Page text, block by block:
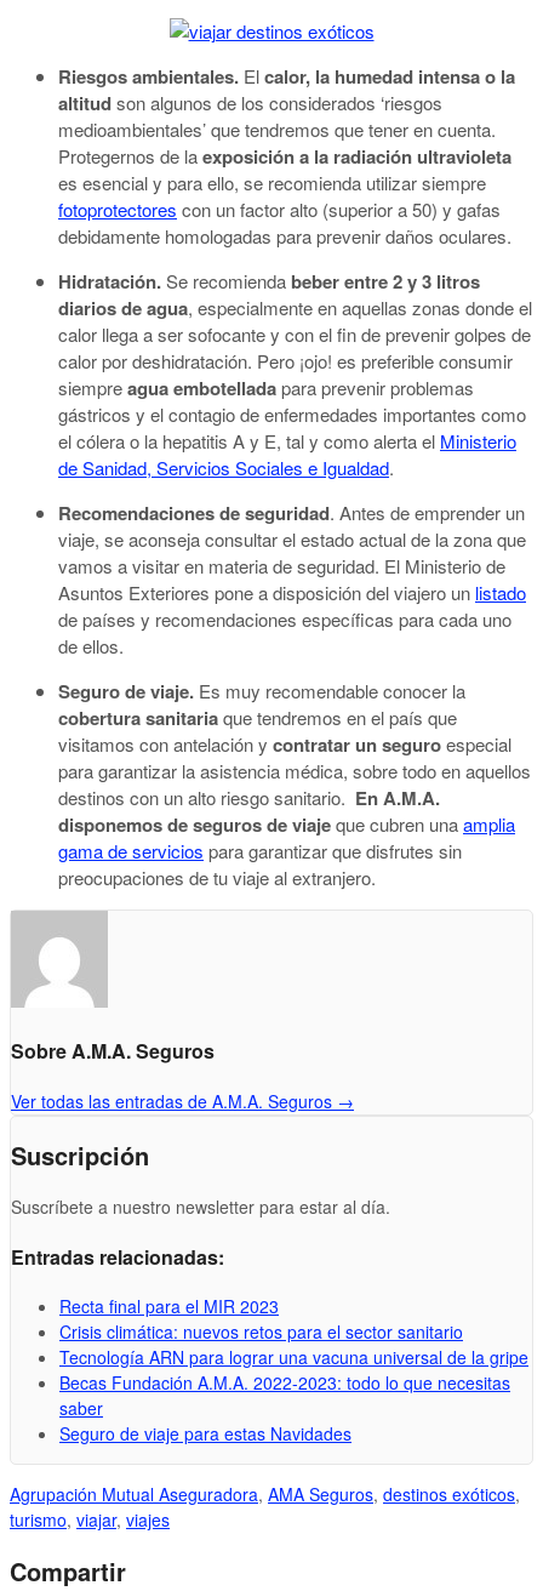
Riesgos ambientales. Elcalor, la humedad intensa o la
altitudson algunos de los considerados ‘riesgos
medioambientales’ que tendremos que tener en cuenta.
Protegernos de laexposición a la radiación ultravioleta
es esencial y para ello, se recomienda utilizar siempre
fotoprotectores con un factor alto (superior a 50) y gafas
debidamente homologadas para prevenir daños oculares.
Hidratación.Se recomienda beber entre 2 y 3 litros
diarios de agua, especialmente en aquellas zonas donde el
calor llega a ser sofocante y con el fin de prevenir golpes de
calor por deshidratación. Pero ¡ojo! es preferible consumir
siempreagua embotelladapara prevenir problemas
gástricos y el contagio de enfermedades importantes como
el cólera o la hepatitis A y E, tal y como alerta el Ministerio
de Sanidad, Servicios Sociales e Igualdad.
Recomendaciones de seguridad. Antes de emprender un
viaje, se aconseja consultar el estado actual de la zona que
vamos a visitar en materia de seguridad. El Ministerio de
Asuntos Exteriores pone a disposición del viajero un listado
de países y recomendaciones específicas para cada uno
de ellos.
Seguro de viaje. Es muy recomendable conocer la
cobertura sanitariaque tendremos en el país que
visitamos con antelación y contratar un seguroespecial
para garantizar la asistencia médica, sobre todo en aquellos
destinos con un alto riesgo sanitario. En A.M.A.
disponemos de seguros de viajeque cubren unaamplia
gama de servicios para garantizar que disfrutes sin
preocupaciones de tu viaje al extranjero.
Sobre A.M.A. Seguros
Ver todas las entradas de A.M.A. Seguros →
Suscripción
Suscríbete a nuestro newsletter para estar al día.
Entradas relacionadas:
Recta final para el MIR 2023
Crisis climática: nuevos retos para el sector sanitario
Tecnología ARN para lograr una vacuna universal de la gripe
Becas Fundación A.M.A. 2022-2023: todo lo que necesitas
saber
Seguro de viaje para estas Navidades
Agrupación Mutual Aseguradora, AMA Seguros, destinos exóticos,
turismo, viajar, viajes
Compartir